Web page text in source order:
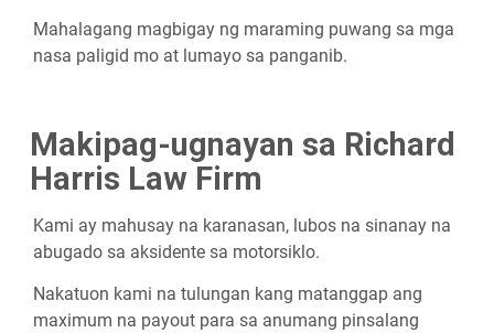
Mahalagang magbigay ng maraming puwang sa mga
nasa paligid mo at lumayo sa panganib.
Makipag-ugnayan sa Richard
Harris Law Firm
Kami ay mahusay na karanasan, lubos na sinanay na
abugado sa aksidente sa motorsiklo.
Nakatuon kami na tulungan kang matanggap ang
maximum na payout para sa anumang pinsalang